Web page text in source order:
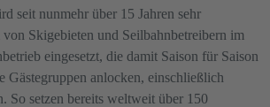
seit nunmehr über 15 Jahren sehr
Skigebieten und Seilbahnbetreibern im
eingesetzt, die damit Saison für Saison
Gästegruppen anlocken, einschließlich
So setzen bereits weltweit über 150